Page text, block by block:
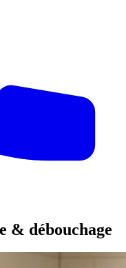
& débouchage